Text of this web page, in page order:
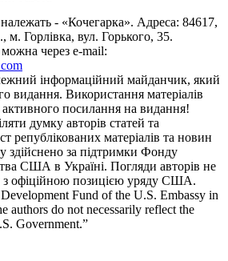
- «Кочегарка». Адреса: 84617,
м. Горлівка, вул. Горького, 35.
можна через e-mail:
інформаційний майданчик, який
видання. Використання матеріалів
активного посилання на видання!
думку авторів статей та
републікованих матеріалів та новин
здійснено за підтримки Фонду
США в Україні. Погляди авторів не
з офіційною позицією уряду США.
Fund of the U.S. Embassy in
authors do not necessarily reflect the
Government.”